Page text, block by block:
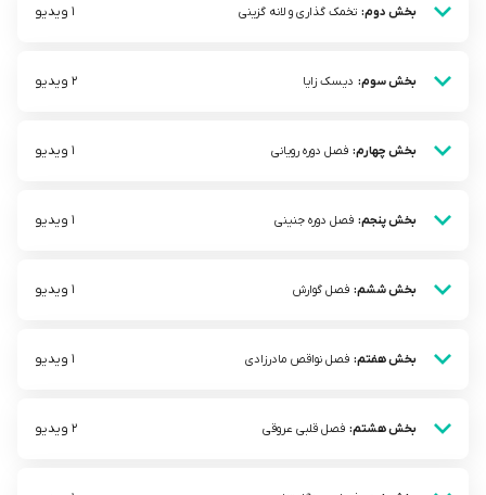
بخش دوم: تخمک گذاری و لانه گزینی 1 ویدیو
بخش سوم: دیسک زایا 2 ویدیو
بخش چهارم: فصل دوره رویانی 1 ویدیو
بخش پنجم: فصل دوره جنینی 1 ویدیو
بخش ششم: فصل گوارش 1 ویدیو
بخش هفتم: فصل نواقص مادرزادی 1 ویدیو
بخش هشتم: فصل قلبی عروقی 2 ویدیو